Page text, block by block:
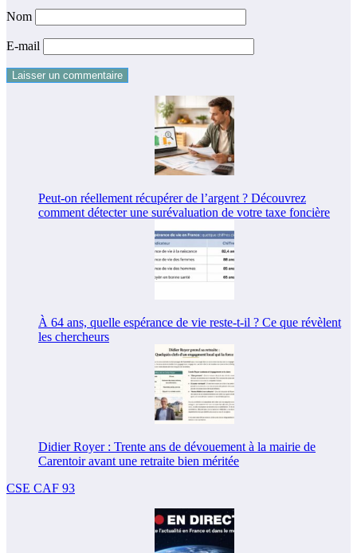
Nom
E-mail
Peut-on réellement récupérer de l’argent ? Découvrez
comment détecter une surévaluation de votre taxe foncière
À 64 ans, quelle espérance de vie reste-t-il ? Ce que révèlent
les chercheurs
Didier Royer : Trente ans de dévouement à la mairie de
Carentoir avant une retraite bien méritée
CSE CAF 93